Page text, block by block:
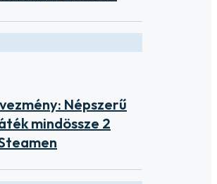
Népszerű
mindössze 2